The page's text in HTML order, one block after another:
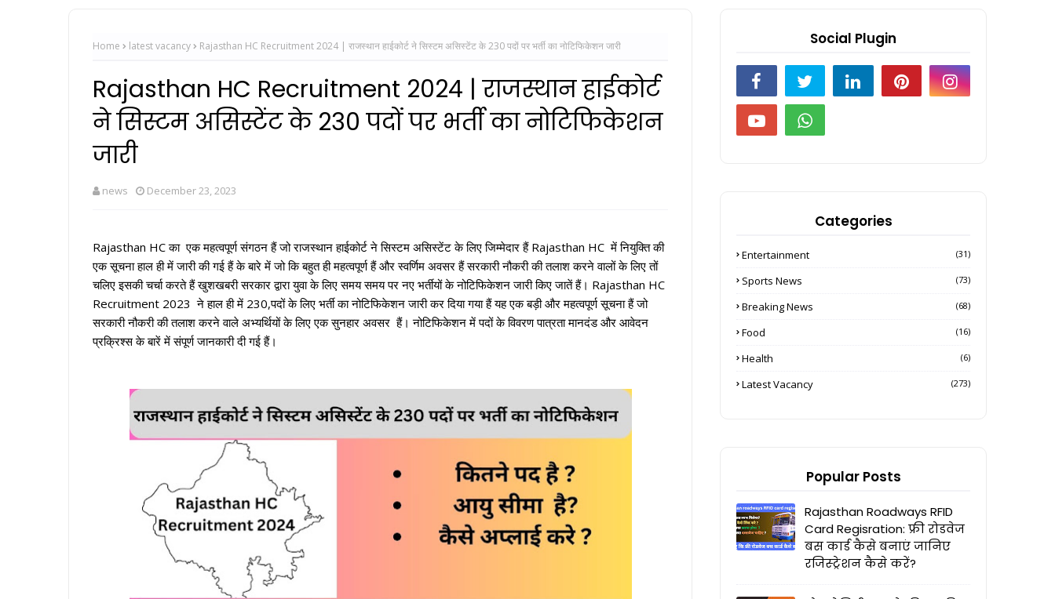
Home latest vacancy Rajasthan HC Recruitment 2024 | राजस्थान हाईकोर्ट ने सिस्टम असिस्टेंट के 230 पदों पर भर्ती का नोटिफिकेशन जारी
Rajasthan HC Recruitment 2024 | राजस्थान हाईकोर्ट
ने सिस्टम असिस्टेंट के 230 पदों पर भर्ती का नोटिफिकेशन
जारी
news December 23, 2023
Rajasthan HC का एक महत्वपूर्ण संगठन हैं जो राजस्थान हाईकोर्ट ने सिस्टम असिस्टेंट के लिए जिम्मेदार हैं Rajasthan HC में नियुक्ति की
एक सूचना हाल ही में जारी की गई हैं के बारे में जो कि बहुत ही महत्वपूर्ण हैं और स्वर्णिम अवसर हैं सरकारी नौकरी की तलाश करने वालों के लिए तों
चलिए इसकी चर्चा करते हैं खुशखबरी सरकार द्वारा युवा के लिए समय समय पर नए भर्तीयों के नोटिफिकेशन जारी किए जातें हैं। Rajasthan HC
Recruitment 2023 ने हाल ही में 230,पदों के लिए भर्ती का नोटिफिकेशन जारी कर दिया गया हैं यह एक बड़ी और महत्वपूर्ण सूचना हैं जो
सरकारी नौकरी की तलाश करने वाले अभ्यर्थियों के लिए एक सुनहार अवसर हैं। नोटिफिकेशन में पदों के विवरण पात्रता मानदंड और आवेदन
प्रक्रिश्स के बारें में संपूर्ण जानकारी दी गई हैं।
Social Plugin
Categories
Entertainment (31)
Sports News (73)
Breaking News (68)
Food (16)
Health (6)
Latest Vacancy (273)
Popular Posts
Rajasthan Roadways RFID
Card Regisration: फ्री रोडवेज
बस कार्ड कैसे बनाएं जानिए
रजिस्ट्रेशन कैसे करें?